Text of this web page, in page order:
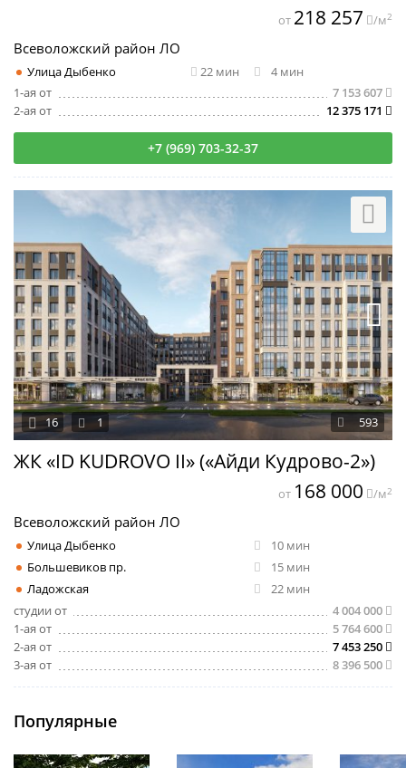
Всеволожский район ЛО
Улица Дыбенко 22 мин
4 мин
1-ая от
7 153 607
2-ая от
12 375 171
от 218 257 /м2
+7 (969) 703-32-37
ЖК «ID KUDROVO II» («Айди Кудрово-2»)
593
16 1
Всеволожский район ЛО
Улица Дыбенко
10 мин
Большевиков пр.
15 мин
Ладожская
22 мин
студии от
4 004 000
1-ая от
5 764 600
2-ая от
7 453 250
3-ая от
8 396 500
от 168 000 /м2
Популярные